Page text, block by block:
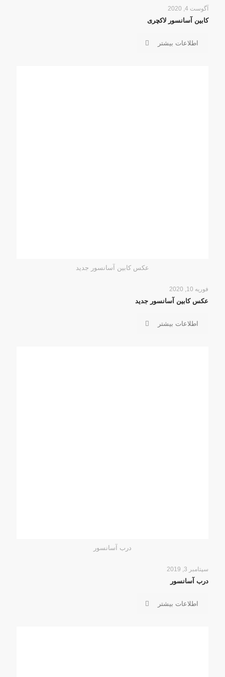
آگوست 4, 2020
کابین آسانسور لاکچری
اطلاعات بیشتر
عکس کابین آسانسور جدید
فوریه 10, 2020
عکس کابین آسانسور جدید
اطلاعات بیشتر
درب آسانسور
سپتامبر 3, 2019
درب آسانسور
اطلاعات بیشتر